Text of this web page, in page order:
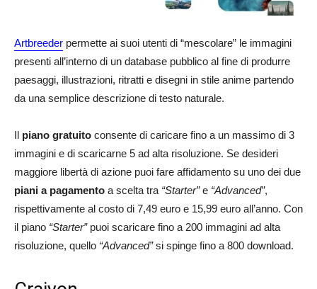
Artbreeder permette ai suoi utenti di “mescolare” le immagini
presenti all’interno di un database pubblico al fine di produrre
paesaggi, illustrazioni, ritratti e disegni in stile anime partendo
da una semplice descrizione di testo naturale.
Il piano gratuito consente di caricare fino a un massimo di 3
immagini e di scaricarne 5 ad alta risoluzione. Se desideri
maggiore libertà di azione puoi fare affidamento su uno dei due
piani a pagamento a scelta tra “Starter”e “Advanced”,
rispettivamente al costo di 7,49 euro e 15,99 euro all’anno. Con
il piano “Starter”puoi scaricare fino a 200 immagini ad alta
risoluzione, quello “Advanced”si spinge fino a 800 download.